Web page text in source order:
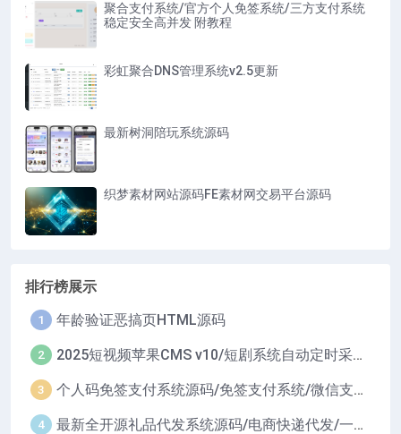
聚合支付系统/官方个人免签系统/三方支付系统
稳定安全高并发 附教程
彩虹聚合DNS管理系统v2.5更新
最新树洞陪玩系统源码
织梦素材网站源码FE素材网交易平台源码
排行榜展示
1 年龄验证恶搞页HTML源码
2 2025短视频苹果CMS v10/短剧系统自动定时采集H5移动端在线影视视频短剧源码小剧场短剧影视源码
3 个人码免签支付系统源码/免签支付系统/微信支付平台
4 最新全开源礼品代发系统源码/电商快递代发/一件代发系统